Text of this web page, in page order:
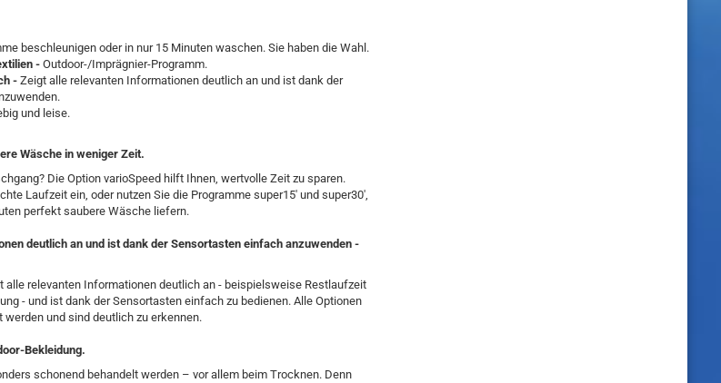
beschleunigen oder in nur 15 Minuten waschen. Sie haben die Wahl.
-Outdoor-/Imprägnier-Programm.
- Zeigt alle relevanten Informationen deutlich an und ist dank der
und leise.
Wäsche in weniger Zeit.
Die Option varioSpeed hilft Ihnen, wertvolle Zeit zu sparen.
Laufzeit ein, oder nutzen Sie die Programme super15' und super30',
perfekt saubere Wäsche liefern.
deutlich an und ist dank derSensortasten einfach anzuwenden -
alle relevanten Informationen deutlich an - beispielsweise Restlaufzeit
- und ist dank der Sensortasten einfach zu bedienen. Alle Optionen
und sind deutlich zu erkennen.
Bekleidung.
schonend behandelt werden – vor allem beim Trocknen. Denn